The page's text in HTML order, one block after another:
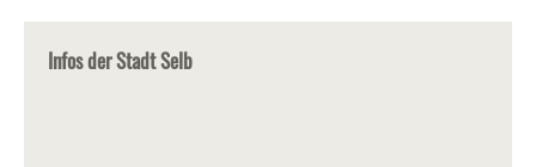
Infos der Stadt Selb